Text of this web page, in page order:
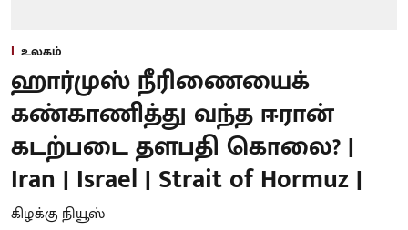
உலகம்
ஹார்முஸ் நீரிணையைக்
கண்காணித்து வந்த ஈரான்
கடற்படை தளபதி கொலை? |
Iran | Israel | Strait of Hormuz |
கிழக்கு நியூஸ்